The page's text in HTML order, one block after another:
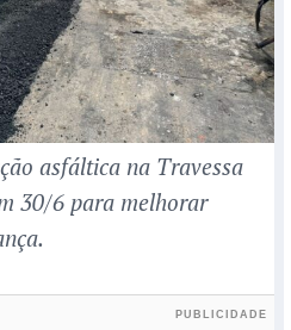
asfáltica na Travessa
30/6 para melhorar